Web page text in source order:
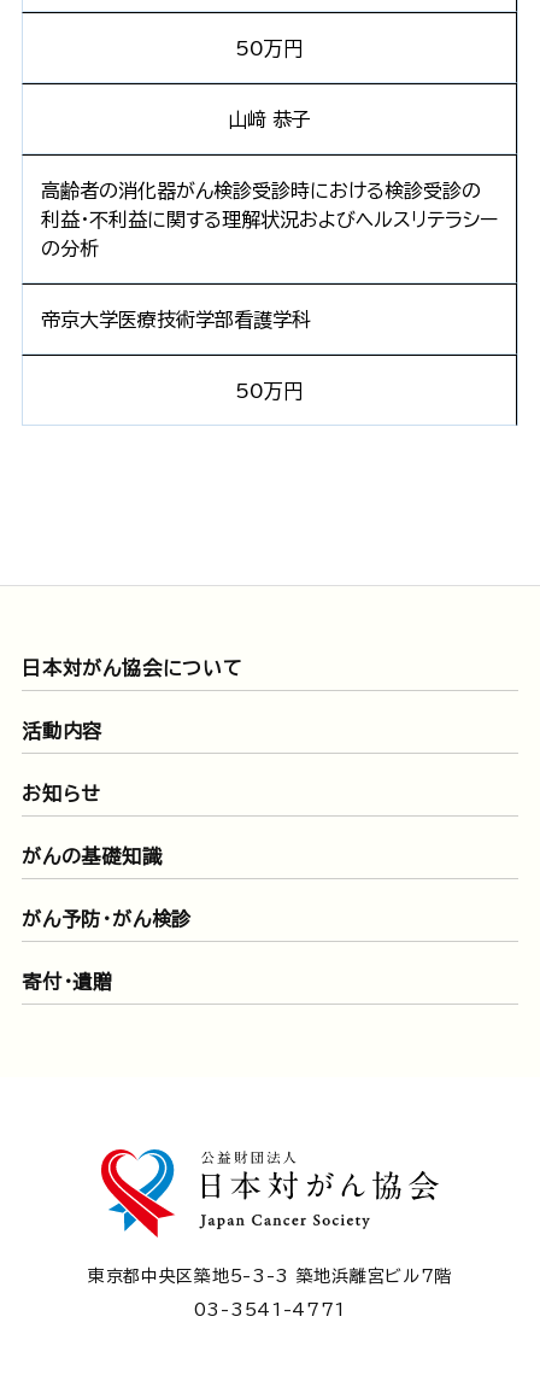
50万円
山﨑 恭子
高齢者の消化器がん検診受診時における検診受診の
利益・不利益に関する理解状況およびヘルスリテラシー
の分析
帝京大学医療技術学部看護学科
50万円
日本対がん協会について
活動内容
お知らせ
がんの基礎知識
がん予防・がん検診
寄付・遺贈
東京都中央区築地5-3-3 築地浜離宮ビル7階
03-3541-4771